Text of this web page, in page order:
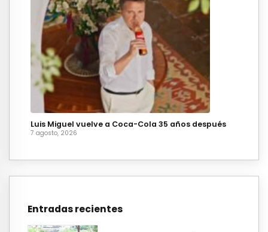
Luis Miguel vuelve a Coca-Cola 35 años después
7 agosto, 2026
Entradas recientes